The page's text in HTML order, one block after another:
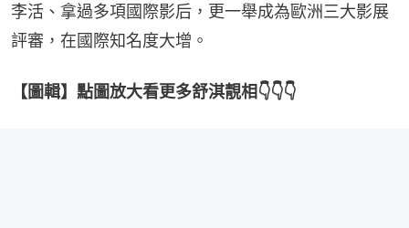
李活、拿過多項國際影后，更一舉成為歐洲三大影展
評審，在國際知名度大增。
【圖輯】點圖放大看更多舒淇靚相👇👇👇